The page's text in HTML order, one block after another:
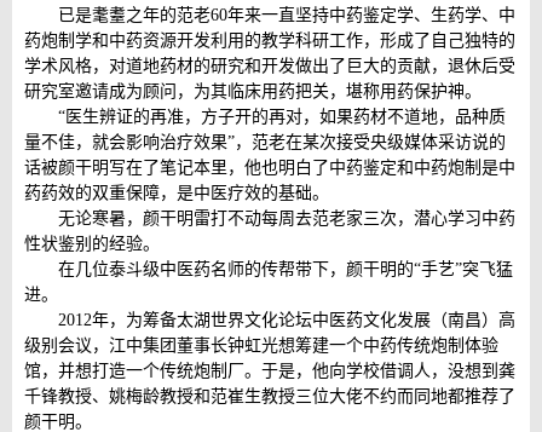
已是耄耋之年的范老60年来一直坚持中药鉴定学、生药学、中
药炮制学和中药资源开发利用的教学科研工作，形成了自己独特的
学术风格，对道地药材的研究和开发做出了巨大的贡献，退休后受
研究室邀请成为顾问，为其临床用药把关，堪称用药保护神。
“医生辨证的再准，方子开的再对，如果药材不道地，品种质
量不佳，就会影响治疗效果”，范老在某次接受央级媒体采访说的
话被颜干明写在了笔记本里，他也明白了中药鉴定和中药炮制是中
药药效的双重保障，是中医疗效的基础。
无论寒暑，颜干明雷打不动每周去范老家三次，潜心学习中药
性状鉴别的经验。
在几位泰斗级中医药名师的传帮带下，颜干明的“手艺”突飞猛
进。
2012年，为筹备太湖世界文化论坛中医药文化发展（南昌）高
级别会议，江中集团董事长钟虹光想筹建一个中药传统炮制体验
馆，并想打造一个传统炮制厂。于是，他向学校借调人，没想到龚
千锋教授、姚梅龄教授和范崔生教授三位大佬不约而同地都推荐了
颜干明。